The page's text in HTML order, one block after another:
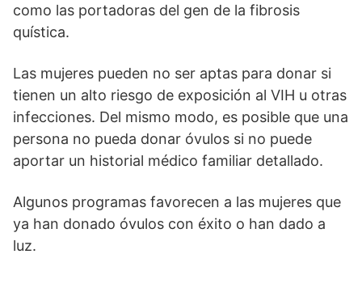
como las portadoras del gen de la fibrosis
quística.
Las mujeres pueden no ser aptas para donar si
tienen un alto riesgo de exposición al VIH u otras
infecciones. Del mismo modo, es posible que una
persona no pueda donar óvulos si no puede
aportar un historial médico familiar detallado.
Algunos programas favorecen a las mujeres que
ya han donado óvulos con éxito o han dado a
luz.